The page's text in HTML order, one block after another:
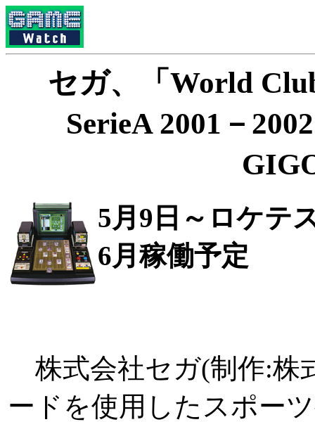
セガ、「World
SerieA 2001－
5月9日～ロケテ
6月稼働予定
株式会社セガ(制作:株
ードを使用したスポー